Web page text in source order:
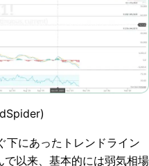
)
下にあったトレンドライン
以来、基本的には弱気相場